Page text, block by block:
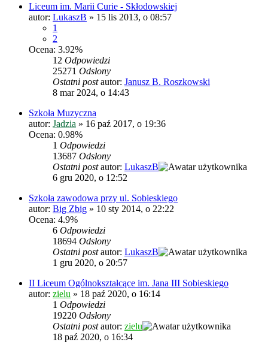
Liceum im. Marii Curie - Skłodowskiej
autor: LukaszB » 15 lis 2013, o 08:57
1
2
Ocena: 3.92%
12 Odpowiedzi
25271 Odsłony
Ostatni postautor: Janusz B. Roszkowski
8 mar 2024, o 14:43
Szkoła Muzyczna
autor: Jadzia » 16 paź 2017, o 19:36
Ocena: 0.98%
1 Odpowiedzi
13687 Odsłony
Ostatni postautor: LukaszB
6 gru 2020, o 12:52
Szkoła zawodowa przy ul. Sobieskiego
autor: Big Zbig » 10 sty 2014, o 22:22
Ocena: 4.9%
6 Odpowiedzi
18694 Odsłony
Ostatni postautor: LukaszB
1 gru 2020, o 20:57
II Liceum Ogólnokształcące im. Jana III Sobieskiego
autor: zielu » 18 paź 2020, o 16:14
1 Odpowiedzi
19220 Odsłony
Ostatni postautor: zielu
18 paź 2020, o 16:34